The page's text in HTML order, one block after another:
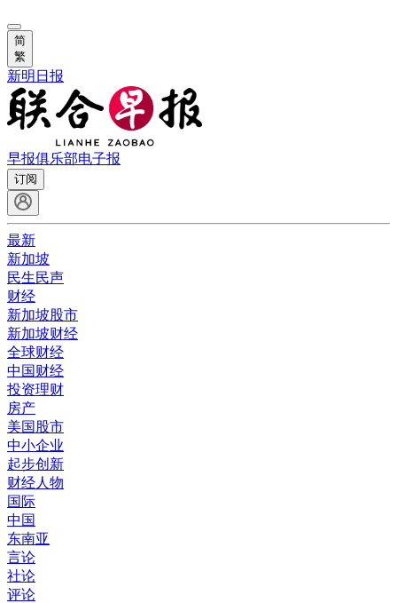
简
繁
新明日报
早报俱乐部电子报
订阅
最新
新加坡
民生民声
财经
新加坡股市
新加坡财经
全球财经
中国财经
投资理财
房产
美国股市
中小企业
起步创新
财经人物
国际
中国
东南亚
言论
社论
评论